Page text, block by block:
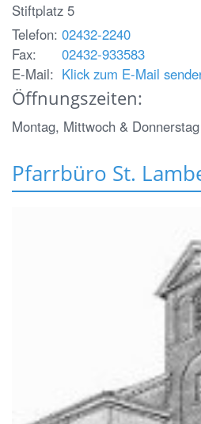
Stiftplatz 5
Telefon: 02432-2240
Fax:
02432-933583
E-Mail: Klick zum E-Mail
Öffnungszeiten:
Montag, Mittwoch &
Pfarrbüro St.